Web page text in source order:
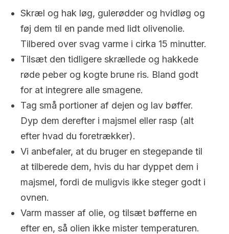
Skræl og hak løg, gulerødder og hvidløg og
føj dem til en pande med lidt olivenolie.
Tilbered over svag varme i cirka 15 minutter.
Tilsæt den tidligere skrællede og hakkede
røde peber og kogte brune ris. Bland godt
for at integrere alle smagene.
Tag små portioner af dejen og lav bøffer.
Dyp dem derefter i majsmel eller rasp (alt
efter hvad du foretrækker).
Vi anbefaler, at du bruger en stegepande til
at tilberede dem, hvis du har dyppet dem i
majsmel, fordi de muligvis ikke steger godt i
ovnen.
Varm masser af olie, og tilsæt bøfferne en
efter en, så olien ikke mister temperaturen.